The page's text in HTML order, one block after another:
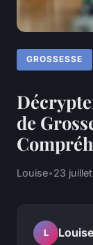
GROSSESSE
de
Louise•23
L Louise